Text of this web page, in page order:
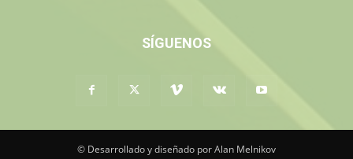
SÍGUENOS
© Desarrollado y diseñado por Alan Melnikov